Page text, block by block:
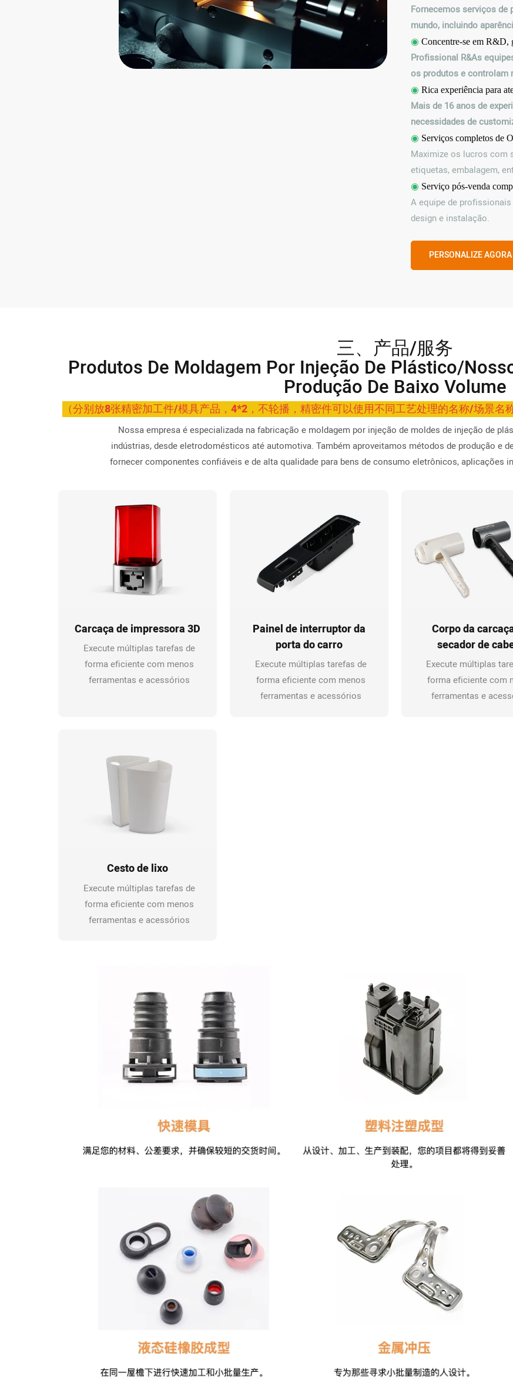
Fornecemos serviços de
mundo, incluindo
◉ Concentre-se em R&D,
Profissional R&As
os produtos e controlam
◉ Rica experiência para
Mais de 16 anos de
necessidades de
◉ Serviços completos de
Maximize os lucros com
etiquetas, embalagem,
◉ Serviço pós-venda
A equipe de
design e instalação.
PERSONALIZE AGORA
三、产品/服务
Produtos De Moldagem Por Injeção De Plástico/
Produção De Baixo Volume
（分别放8张精密加工件/模具产品，4*2，不轮播，精密件可以使用不同工艺处理的名称/场景名
Nossa empresa é especializada na fabricação e moldagem por injeção de moldes de injeção de
indústrias, desde eletrodomésticos até automotiva. Também aproveitamos métodos de produção e
fornecer componentes confiáveis ​​e de alta qualidade para bens de consumo eletrônicos, aplicações
Carcaça de impressora 3D
Execute múltiplas tarefas de
forma eficiente com menos
ferramentas e acessórios
Painel de interruptor da
porta do carro
Execute múltiplas tarefas de
forma eficiente com menos
ferramentas e acessórios
Corpo da
secador de
Execute múltiplas
forma eficiente com
ferramentas e
Cesto de lixo
Execute múltiplas tarefas de
forma eficiente com menos
ferramentas e acessórios